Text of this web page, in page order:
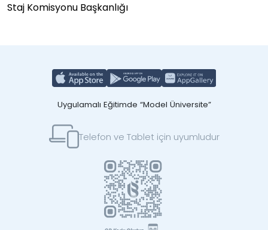
Staj Komisyonu Başkanlığı
Uygulamalı Eğitimde “Model Üniversite”
Telefon ve Tablet için uyumludur